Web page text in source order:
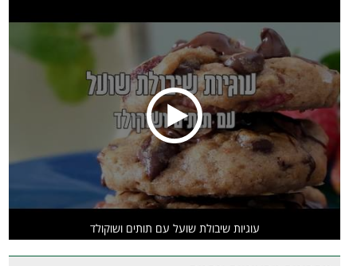
עוגיות שיבולת שועל עם תותים ושוקולד